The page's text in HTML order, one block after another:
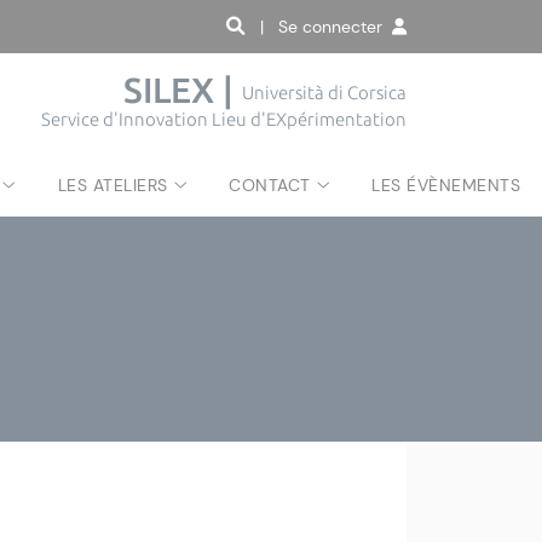
| Se connecter
SILEX |
Università di Corsica
Service d'Innovation Lieu d'EXpérimentation
LES ATELIERS CONTACT LES ÉVÈNEMENTS